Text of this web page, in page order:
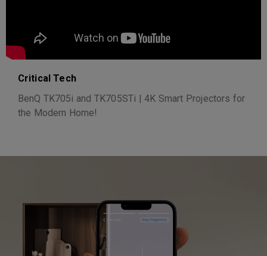
Critical Tech
BenQ TK705i and TK705STi | 4K Smart Projectors for
the Modern Home!